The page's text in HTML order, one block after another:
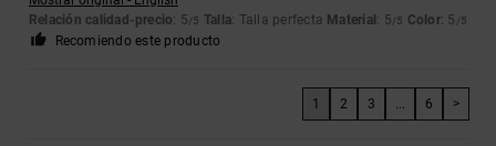
Relación calidad-precio: 5/5 Talla: Talla perfecta Material: 5/5 Color: 5 /5
Recomiendo este producto
1 2 3 ... 6 >